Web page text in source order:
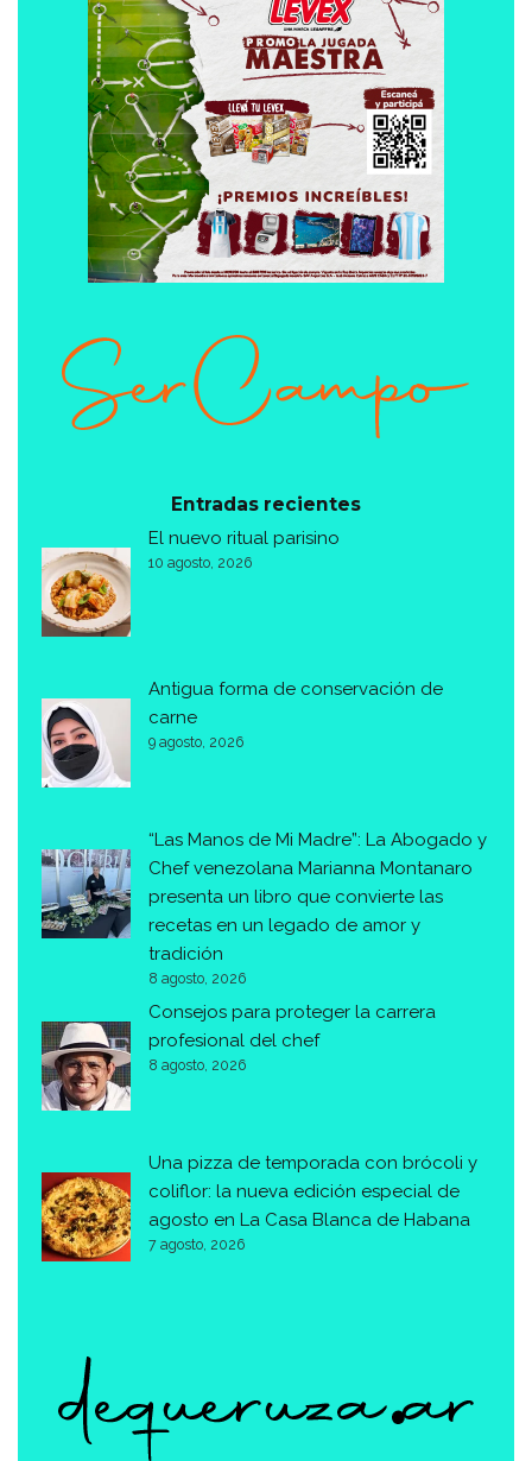
Entradas recientes
El nuevo ritual parisino
10 agosto, 2026
Antigua forma de conservación de
carne
9 agosto, 2026
“Las Manos de Mi Madre”: La Abogado y
Chef venezolana Marianna Montanaro
presenta un libro que convierte las
recetas en un legado de amor y
tradición
8 agosto, 2026
Consejos para proteger la carrera
profesional del chef
8 agosto, 2026
Una pizza de temporada con brócoli y
coliflor: la nueva edición especial de
agosto en La Casa Blanca de Habana
7 agosto, 2026